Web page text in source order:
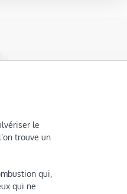
le
trouve un
qui,
qui ne